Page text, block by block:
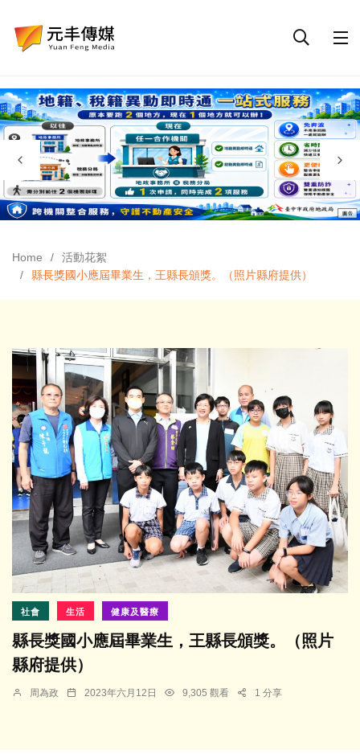
Home
活動花絮
縣長獎國小應屆畢業生，王縣長頒獎。（照片縣府提供）
社會 生活 健康及醫療
縣長獎國小應屆畢業生，王縣長頒獎。（照片
縣府提供）
周為政 2023年六月12日 9,305 觀看 1 分享